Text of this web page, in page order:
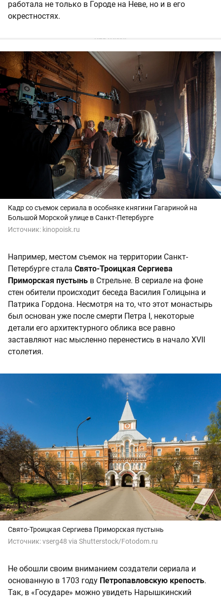
работала не только в Городе на Неве, но и в его
окрестностях.
Кадр со съемок сериала в особняке княгини Гагариной на
Большой Морской улице в Санкт-Петербурге
Источник: kinopoisk.ru
Например, местом съемок на территории Санкт-
Петербурге стала Свято-Троицкая Сергиева
Приморская пустынь в Стрельне. В сериале на фоне
стен обители происходит беседа Василия Голицына и
Патрика Гордона. Несмотря на то, что этот монастырь
был основан уже после смерти Петра I, некоторые
детали его архитектурного облика все равно
заставляют нас мысленно перенестись в начало XVII
столетия.
Свято-Троицкая Сергиева Приморская пустынь
Источник:vserg48 via Shutterstock/Fotodom.ru
Не обошли своим вниманием создатели сериала и
основанную в 1703 году Петропавловскую крепость.
Так, в «Государе» можно увидеть Нарышкинский